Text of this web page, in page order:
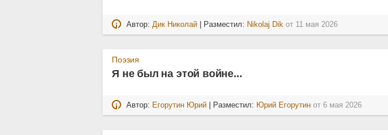
Автор: Дик Николай | Разместил: Nikolaj Dik от 11 мая 2026
Поэзия
Я не был на этой войне...
Автор: Егорутин Юрий | Разместил: Юрий Егорутин от6 мая 2026